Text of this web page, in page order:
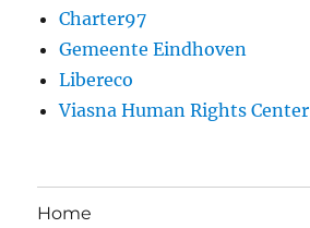
Charter97
Gemeente Eindhoven
Libereco
Viasna Human Rights Center
Home